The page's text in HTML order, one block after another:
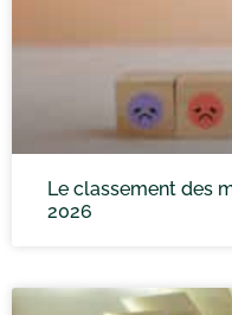
Le classement des
2026